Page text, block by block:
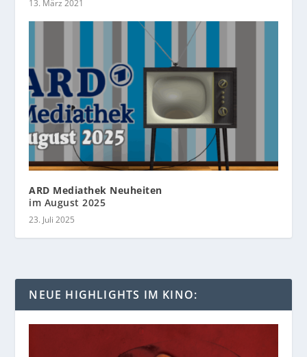
13. März 2021
ARD Mediathek Neuheiten
im August 2025
23. Juli 2025
NEUE HIGHLIGHTS IM KINO: